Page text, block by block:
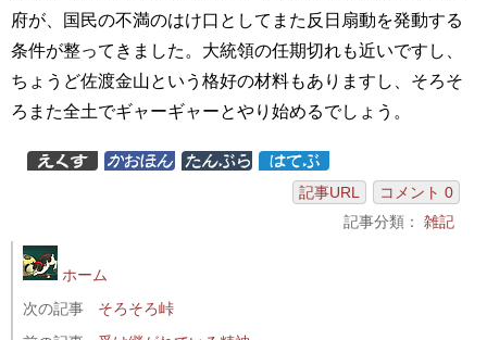
府が、国民の不満のはけ口としてまた反日扇動を発動する
条件が整ってきました。大統領の任期切れも近いですし、
ちょうど佐渡金山という格好の材料もありますし、そろそ
ろまた全土でギャーギャーとやり始めるでしょう。
記事URL
コメント 0
記事分類： 雑記
ホーム
次の記事
そろそろ峠